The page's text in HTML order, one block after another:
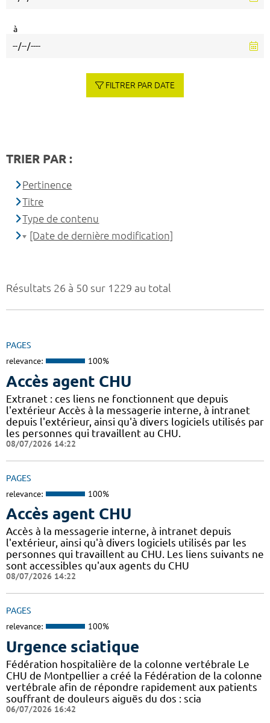
Résultats 26 à 50 sur 1229 au total
PAGES
relevance: 100%
Accès agent CHU
Extranet : ces liens ne fonctionnent que depuis
l'extérieur Accès à la messagerie interne, à intranet
depuis l'extérieur, ainsi qu'à divers logiciels utilisés par
les personnes qui travaillent au CHU.
08/07/2026 14:22
PAGES
relevance: 100%
Accès agent CHU
Accès à la messagerie interne, à intranet depuis
l'extérieur, ainsi qu'à divers logiciels utilisés par les
personnes qui travaillent au CHU. Les liens suivants ne
sont accessibles qu'aux agents du CHU
08/07/2026 14:22
PAGES
relevance: 100%
Urgence sciatique
Fédération hospitalière de la colonne vertébrale Le
CHU de Montpellier a créé la Fédération de la colonne
vertébrale afin de répondre rapidement aux patients
souffrant de douleurs aiguës du dos : scia
06/07/2026 16:42
à
FILTRER PAR DATE
TRIER PAR :
Pertinence
Titre
Type de contenu
[Date de dernière modification]